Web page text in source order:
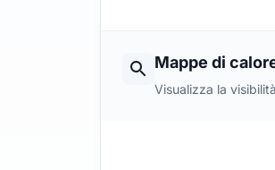
Mappe di
Visualizza la